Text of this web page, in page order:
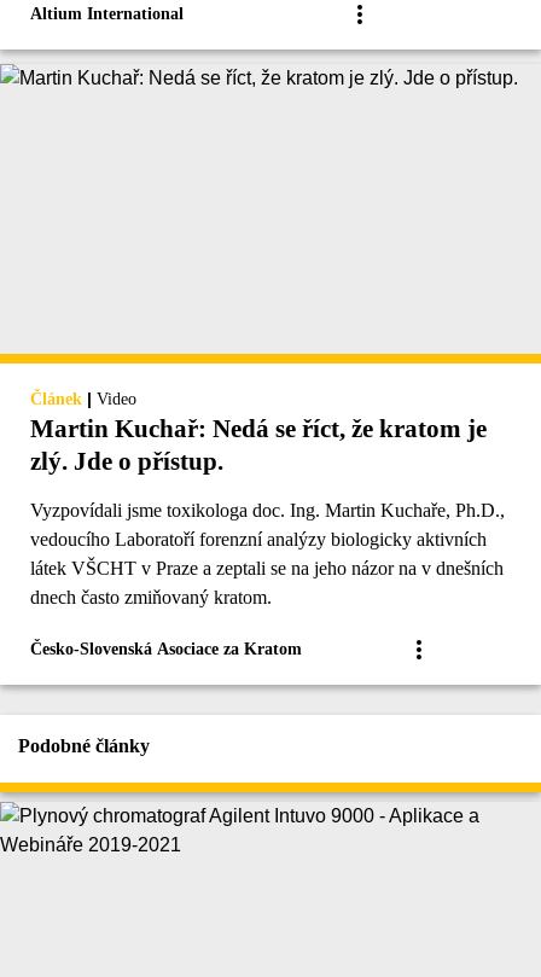
Altium International
Článek | Video
Martin Kuchař: Nedá se říct, že kratom je
zlý. Jde o přístup.
Vyzpovídali jsme toxikologa doc. Ing. Martin Kuchaře, Ph.D.,
vedoucího Laboratoří forenzní analýzy biologicky aktivních
látek VŠCHT v Praze a zeptali se na jeho názor na v dnešních
dnech často zmiňovaný kratom.
Česko-Slovenská Asociace za Kratom
Podobné články